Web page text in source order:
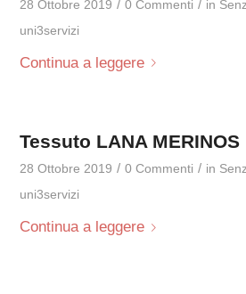
28 Ottobre 2019 / 0 Commenti / in
uni3servizi
Continua a leggere
Tessuto LANA MERINOS
28 Ottobre 2019 / 0 Commenti / in
uni3servizi
Continua a leggere